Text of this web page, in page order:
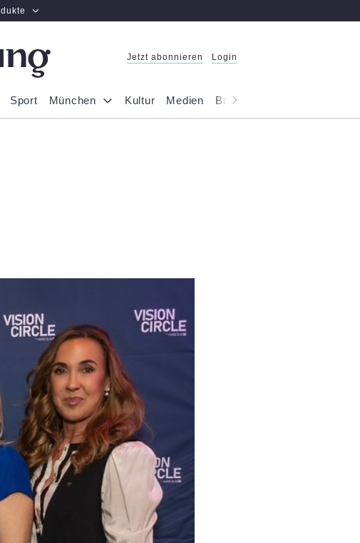
Jetzt abonnieren Login
Sport München Kultur Medien Bayern